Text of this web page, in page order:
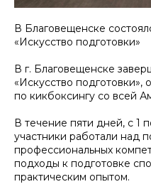
В Благовещенске
«Искусство подготовки»
В г. Благовещенске
«Искусство
по кикбоксингу со всей
В течение пяти дней, с 1
участники работали над
профессиональных
подходы к подготовке
практическим опытом.